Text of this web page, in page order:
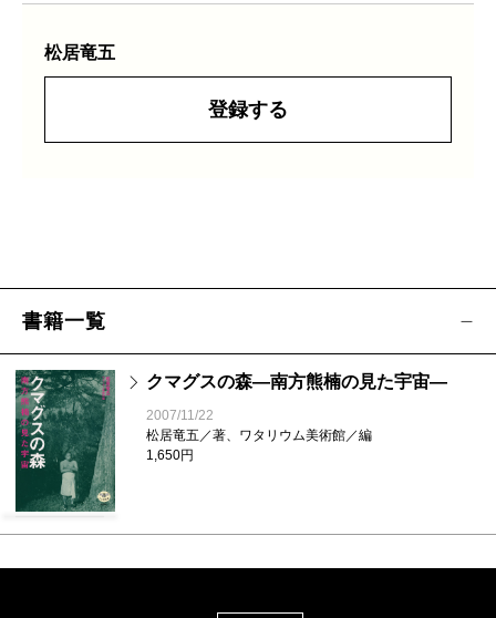
松居竜五
登録する
書籍一覧
クマグスの森―南方熊楠の見た宇宙―
2007/11/22
松居竜五／著、ワタリウム美術館／編
1,650円